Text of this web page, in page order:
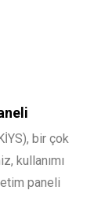
bir çok
kullanımı
paneli